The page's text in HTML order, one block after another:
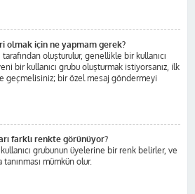
olmak için ne yapmam gerek?
tarafından oluşturulur, genellikle bir kullanıcı
bir kullanıcı grubu oluşturmak istiyorsanız, ilk
geçmelisiniz; bir özel mesaj göndermeyi
farklı renkte görünüyor?
grubunun üyelerine bir renk belirler, ve
mümkün olur.